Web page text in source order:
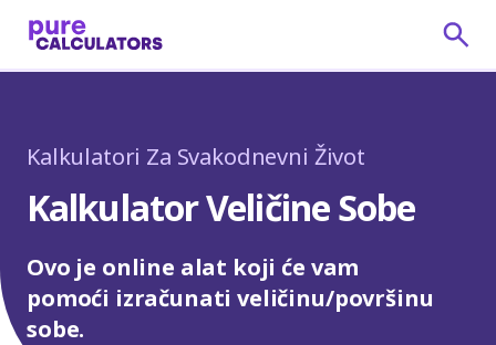
Kalkulatori Za Svakodnevni Život
Kalkulator Veličine Sobe
Ovo je online alat koji će vam
pomoći izračunati veličinu/površinu
sobe.